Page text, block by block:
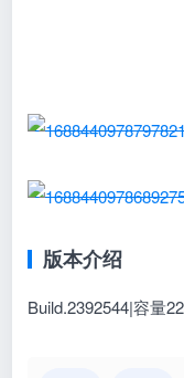
版本介绍
Build.2392544|容量